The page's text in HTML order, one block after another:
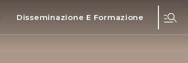
Disseminazione E Formazione